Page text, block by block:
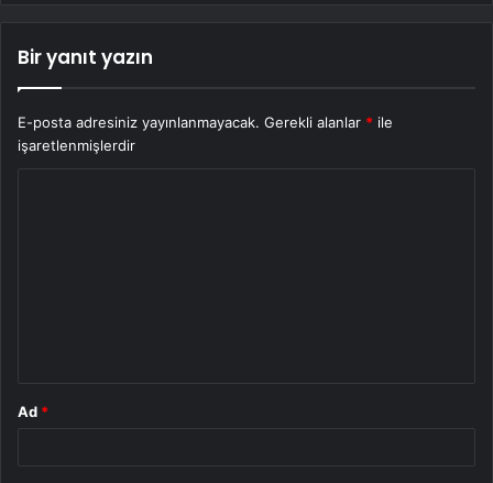
Bir yanıt yazın
E-posta adresiniz yayınlanmayacak. Gerekli alanlar * ile
işaretlenmişlerdir
Ad *